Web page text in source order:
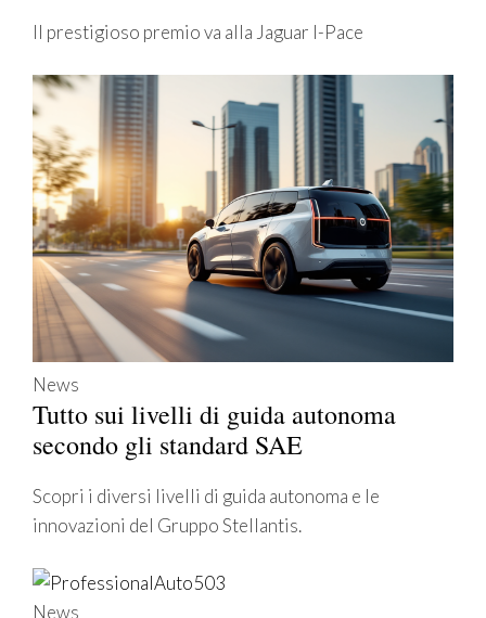
Il prestigioso premio va alla Jaguar I-Pace
News
Tutto sui livelli di guida autonoma
secondo gli standard SAE
Scopri i diversi livelli di guida autonoma e le
innovazioni del Gruppo Stellantis.
News